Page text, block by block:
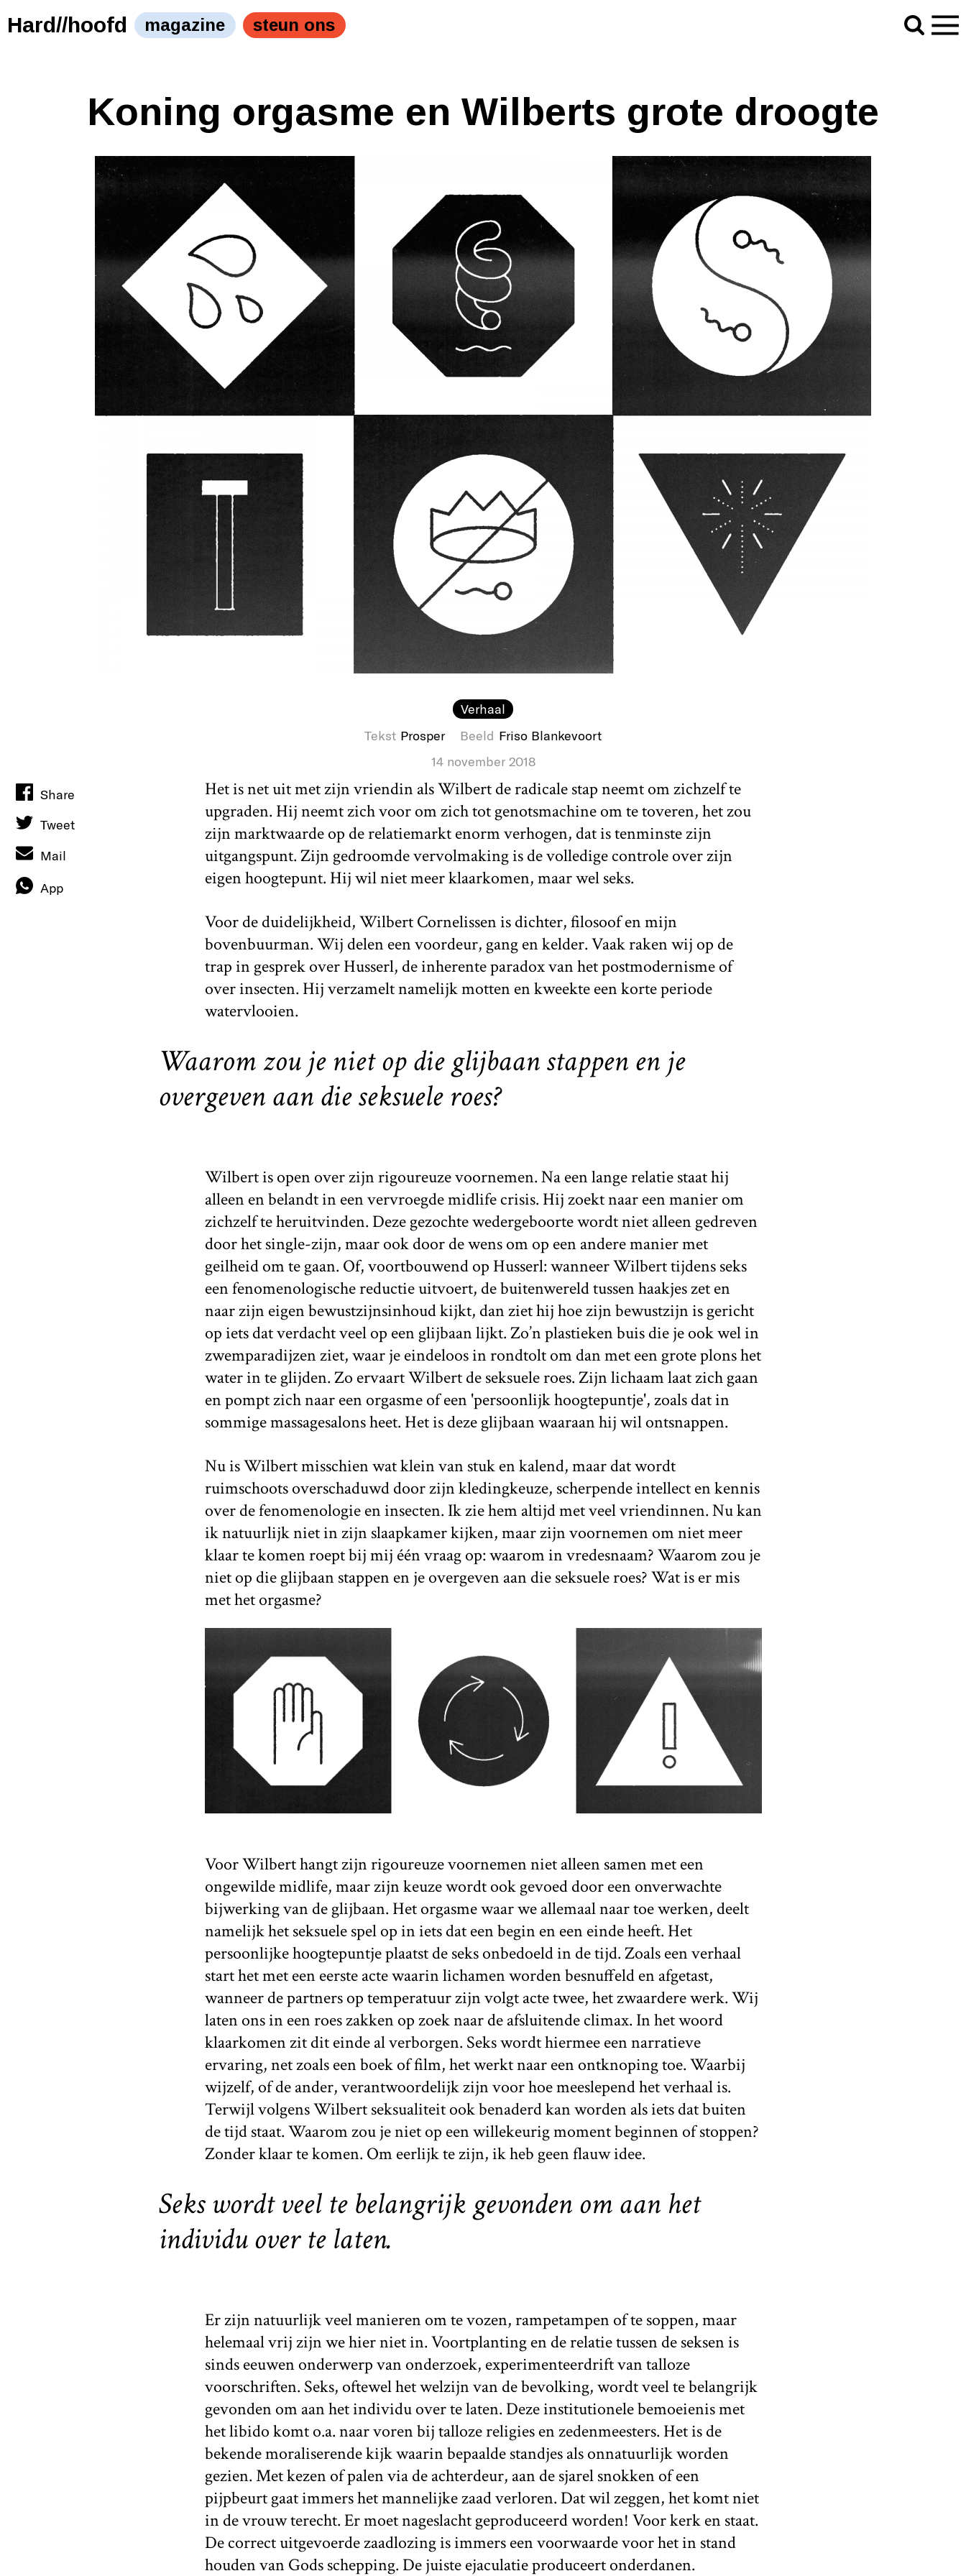
Hard//hoofd magazine steun ons
Koning orgasme en Wilberts grote droogte
Verhaal
Tekst Prosper Beeld Friso Blankevoort
14 november 2018
Het is net uit met zijn vriendin als Wilbert de radicale stap neemt om zichzelf te
upgraden. Hij neemt zich voor om zich tot genotsmachine om te toveren, het zou
zijn marktwaarde op de relatiemarkt enorm verhogen, dat is tenminste zijn
uitgangspunt. Zijn gedroomde vervolmaking is de volledige controle over zijn
eigen hoogtepunt. Hij wil niet meer klaarkomen, maar wel seks.
Voor de duidelijkheid, Wilbert Cornelissen is dichter, filosoof en mijn
bovenbuurman. Wij delen een voordeur, gang en kelder. Vaak raken wij op de
trap in gesprek over Husserl, de inherente paradox van het postmodernisme of
over insecten. Hij verzamelt namelijk motten en kweekte een korte periode
watervlooien.
Waarom zou je niet op die glijbaan stappen en je
overgeven aan die seksuele roes?
Wilbert is open over zijn rigoureuze voornemen. Na een lange relatie staat hij
alleen en belandt in een vervroegde midlife crisis. Hij zoekt naar een manier om
zichzelf te heruitvinden. Deze gezochte wedergeboorte wordt niet alleen gedreven
door het single-zijn, maar ook door de wens om op een andere manier met
geilheid om te gaan. Of, voortbouwend op Husserl: wanneer Wilbert tijdens seks
een fenomenologische reductie uitvoert, de buitenwereld tussen haakjes zet en
naar zijn eigen bewustzijnsinhoud kijkt, dan ziet hij hoe zijn bewustzijn is gericht
op iets dat verdacht veel op een glijbaan lijkt. Zo’n plastieken buis die je ook wel in
zwemparadijzen ziet, waar je eindeloos in rondtolt om dan met een grote plons het
water in te glijden. Zo ervaart Wilbert de seksuele roes. Zijn lichaam laat zich gaan
en pompt zich naar een orgasme of een 'persoonlijk hoogtepuntje', zoals dat in
sommige massagesalons heet. Het is deze glijbaan waaraan hij wil ontsnappen.
Nu is Wilbert misschien wat klein van stuk en kalend, maar dat wordt
ruimschoots overschaduwd door zijn kledingkeuze, scherpende intellect en kennis
over de fenomenologie en insecten. Ik zie hem altijd met veel vriendinnen. Nu kan
ik natuurlijk niet in zijn slaapkamer kijken, maar zijn voornemen om niet meer
klaar te komen roept bij mij één vraag op: waarom in vredesnaam? Waarom zou je
niet op die glijbaan stappen en je overgeven aan die seksuele roes? Wat is er mis
met het orgasme?
Voor Wilbert hangt zijn rigoureuze voornemen niet alleen samen met een
ongewilde midlife, maar zijn keuze wordt ook gevoed door een onverwachte
bijwerking van de glijbaan. Het orgasme waar we allemaal naar toe werken, deelt
namelijk het seksuele spel op in iets dat een begin en een einde heeft. Het
persoonlijke hoogtepuntje plaatst de seks onbedoeld in de tijd. Zoals een verhaal
start het met een eerste acte waarin lichamen worden besnuffeld en afgetast,
wanneer de partners op temperatuur zijn volgt acte twee, het zwaardere werk. Wij
laten ons in een roes zakken op zoek naar de afsluitende climax. In het woord
klaarkomen zit dit einde al verborgen. Seks wordt hiermee een narratieve
ervaring, net zoals een boek of film, het werkt naar een ontknoping toe. Waarbij
wijzelf, of de ander, verantwoordelijk zijn voor hoe meeslepend het verhaal is.
Terwijl volgens Wilbert seksualiteit ook benaderd kan worden als iets dat buiten
de tijd staat. Waarom zou je niet op een willekeurig moment beginnen of stoppen?
Zonder klaar te komen. Om eerlijk te zijn, ik heb geen flauw idee.
Seks wordt veel te belangrijk gevonden om aan het
individu over te laten.
Er zijn natuurlijk veel manieren om te vozen, rampetampen of te soppen, maar
helemaal vrij zijn we hier niet in. Voortplanting en de relatie tussen de seksen is
sinds eeuwen onderwerp van onderzoek, experimenteerdrift van talloze
voorschriften. Seks, oftewel het welzijn van de bevolking, wordt veel te belangrijk
gevonden om aan het individu over te laten. Deze institutionele bemoeienis met
het libido komt o.a. naar voren bij talloze religies en zedenmeesters. Het is de
bekende moraliserende kijk waarin bepaalde standjes als onnatuurlijk worden
gezien. Met kezen of palen via de achterdeur, aan de sjarel snokken of een
pijpbeurt gaat immers het mannelijke zaad verloren. Dat wil zeggen, het komt niet
in de vrouw terecht. Er moet nageslacht geproduceerd worden! Voor kerk en staat.
De correct uitgevoerde zaadlozing is immers een voorwaarde voor het in stand
houden van Gods schepping. De juiste ejaculatie produceert onderdanen.
Share
Tweet
Mail
App